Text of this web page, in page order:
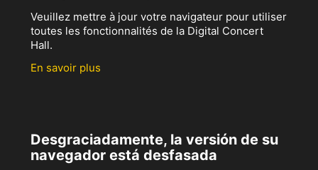
Veuillez mettre à jour votre navigateur pour utiliser
toutes les fonctionnalités de la Digital Concert
Hall.
En savoir plus
Desgraciadamente, la versión de su
navegador está desfasada